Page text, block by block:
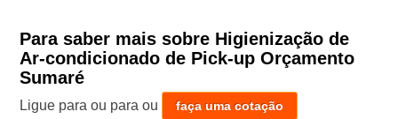
Para saber mais sobre Higienização de
Ar-condicionado de Pick-up Orçamento
Sumaré
Ligue para ou para ou faça uma cotação